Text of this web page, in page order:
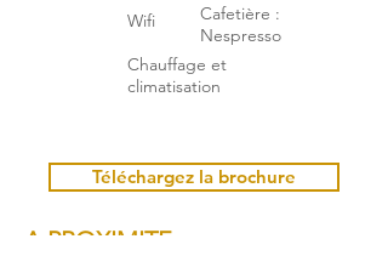
Cafetière :
Nespresso
Wifi
Chauffage et
climatisation
Téléchargez la brochure
A PROXIMITE